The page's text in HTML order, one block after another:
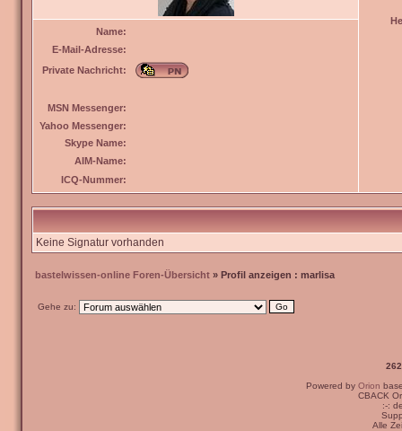
Name:
E-Mail-Adresse:
Private Nachricht:
MSN Messenger:
Yahoo Messenger:
Skype Name:
AIM-Name:
ICQ-Nummer:
Keine Signatur vorhanden
bastelwissen-online Foren-Übersicht » Profil anzeigen : marlisa
Gehe zu:
Powered by Orion
CBACK
:-:
Alle